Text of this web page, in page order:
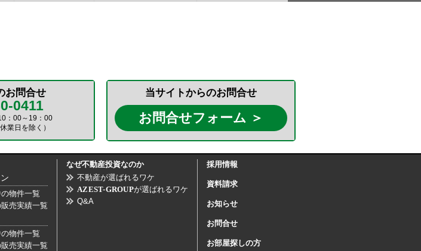
お問合せ
0411
：00～19：00
業日を除く）
当サイトからのお問合せ
お問合せフォーム ＞
物件一覧
売実績一覧
物件一覧
売実績一覧
なぜ不動産投資なのか
不動産が選ばれるワケ
AZEST-GROUPが選ばれるワケ
Q&A
採用情報
資料請求
お知らせ
お問合せ
お部屋探しの方